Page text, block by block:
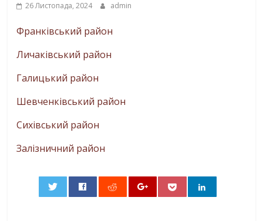
26 Листопада, 2024 admin
Франківський район
Личаківський район
Галицький район
Шевченківський район
Сихівський район
Залізничний район